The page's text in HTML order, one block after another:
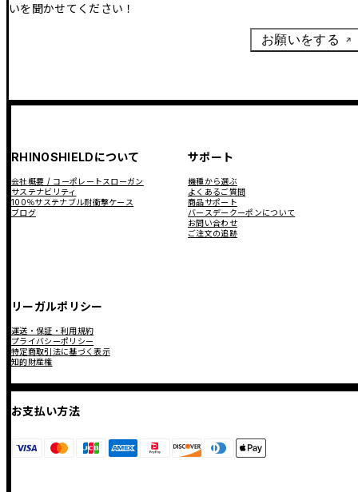
いを聞かせてください！
お願いをする
RHINOSHIELDについて
会社概要 / コーポレートスローガン
サステナビリティ
100％サステナブル耐衝撃ケース
ブログ
サポート
機種から選ぶ
よくあるご質問
商品サポート
バースデークーポンについて
お問い合わせ
ご注文の追跡
リーガルポリシー
運送・保証・利用規約
プライバシーポリシー
特定商取引法に基づく表示
知的財産権
お支払い方法